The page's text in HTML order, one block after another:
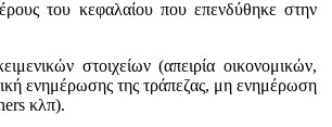
του κεφαλαίου που επενδύθηκε στην
στοιχείων (απειρία οικονομικών,
ενημέρωσης της τράπεζας, μη ενημέρωση
κλπ).